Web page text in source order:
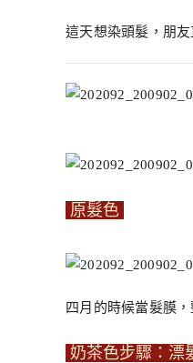
這天想染頭髮，朋
原髮色
四月的時候當髮膜
奶茶色步驟：漂